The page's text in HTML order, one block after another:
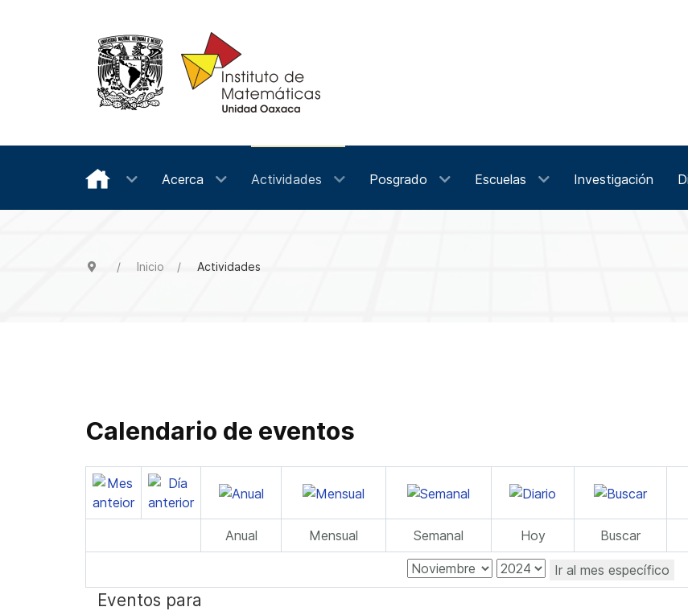
Acerca Actividades Posgrado Escuelas Investigación
Inicio Actividades
Calendario de eventos
Anual Mensual Semanal Hoy Buscar
Ir al mes específico
Eventos para